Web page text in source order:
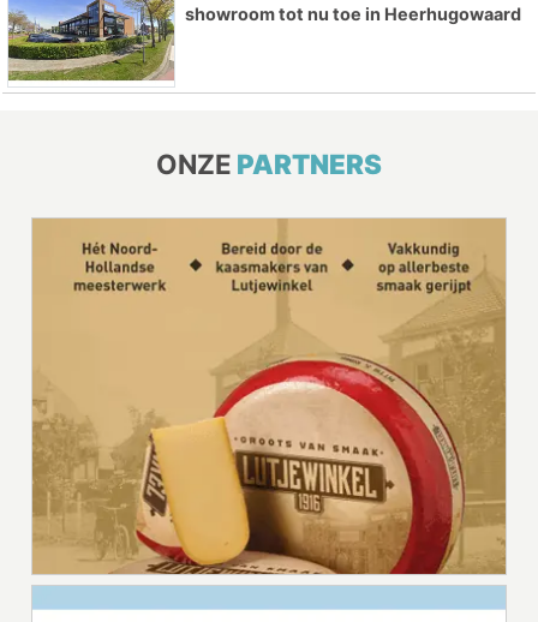
showroom tot nu toe in Heerhugowaard
ONZE PARTNERS